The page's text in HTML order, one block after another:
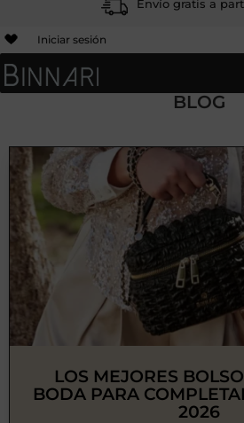
Envío gratis a
Iniciar sesión
BLOG
LOS MEJORES
BODA PARA
2026